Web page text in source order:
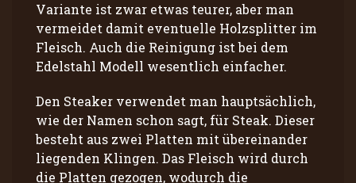
Variante ist zwar etwas teurer, aber man
vermeidet damit eventuelle Holzsplitter im
Fleisch. Auch die Reinigung ist bei dem
Edelstahl Modell wesentlich einfacher.
Den Steaker verwendet man hauptsächlich,
wie der Namen schon sagt, für Steak. Dieser
besteht aus zwei Platten mit übereinander
liegenden Klingen. Das Fleisch wird durch
die Platten gezogen, wodurch die